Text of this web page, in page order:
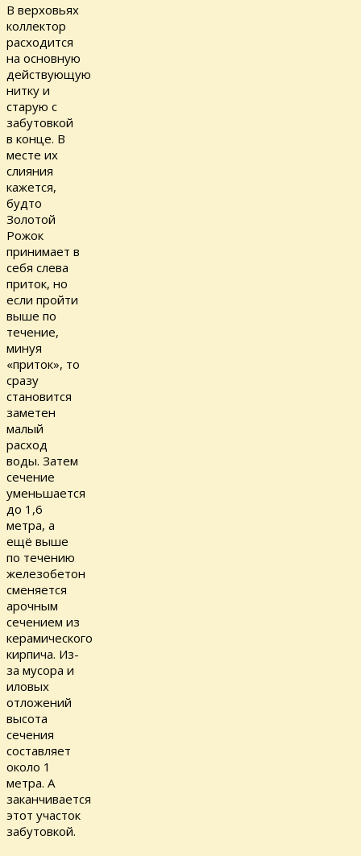
В верховьях
коллектор
расходится
на основную
действующую
нитку и
старую с
забутовкой
в конце. В
месте их
слияния
кажется,
будто
Золотой
Рожок
принимает в
себя слева
приток, но
если пройти
выше по
течение,
минуя
«приток», то
сразу
становится
заметен
малый
расход
воды. Затем
сечение
уменьшается
до 1,6
метра, а
ещё выше
по течению
железобетон
сменяется
арочным
сечением из
керамического
кирпича. Из-
за мусора и
иловых
отложений
высота
сечения
составляет
около 1
метра. А
заканчивается
этот участок
забутовкой.